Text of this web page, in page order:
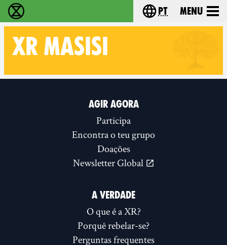
Extinction Rebellion - Home Choose your
pt Menu
XR MASISI
AGIR AGORA
Participa
Encontra o teu grupo
Doações
Newsletter Global
A VERDADE
O que é a XR?
Porquê rebelar-se?
Perguntas frequentes